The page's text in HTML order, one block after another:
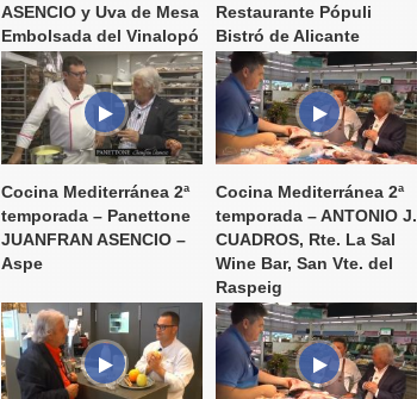
ASENCIO y Uva de Mesa
Embolsada del Vinalopó
Restaurante Pópuli
Bistró de Alicante
Cocina Mediterránea 2ª
temporada – Panettone
JUANFRAN ASENCIO –
Aspe
Cocina Mediterránea 2ª
temporada – ANTONIO J.
CUADROS, Rte. La Sal
Wine Bar, San Vte. del
Raspeig